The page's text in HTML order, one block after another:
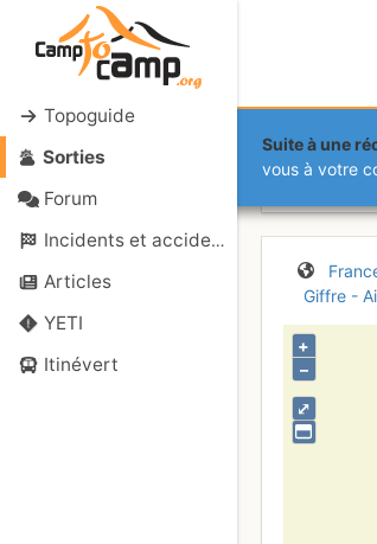
Topoguide
Sorties
Forum
Incidents et accidents
Articles
YETI
Itinévert
Suite à une
vous à votre
Giffre -
⤢
+
–